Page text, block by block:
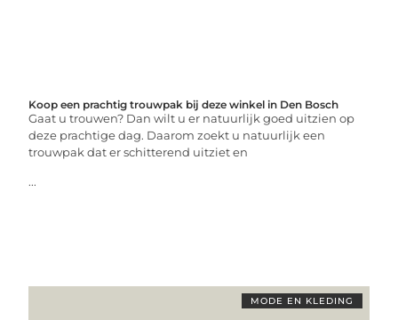
Koop een prachtig trouwpak bij deze winkel in Den Bosch
Gaat u trouwen? Dan wilt u er natuurlijk goed uitzien op
deze prachtige dag. Daarom zoekt u natuurlijk een
trouwpak dat er schitterend uitziet en
...
MODE EN KLEDING